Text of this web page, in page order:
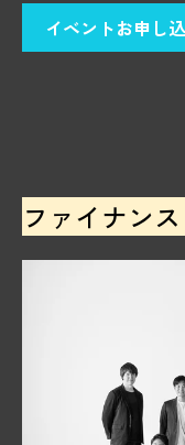
イベントお申し
ファイナン